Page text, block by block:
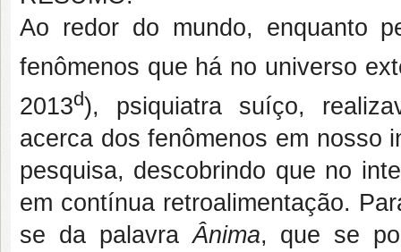
Ao redor do mundo, enquanto
fenômenos que há no universo
2013d), psiquiatra suíço,
acerca dos fenômenos em nosso
pesquisa, descobrindo que no
em contínua retroalimentação.
se da palavraÂnima, que se